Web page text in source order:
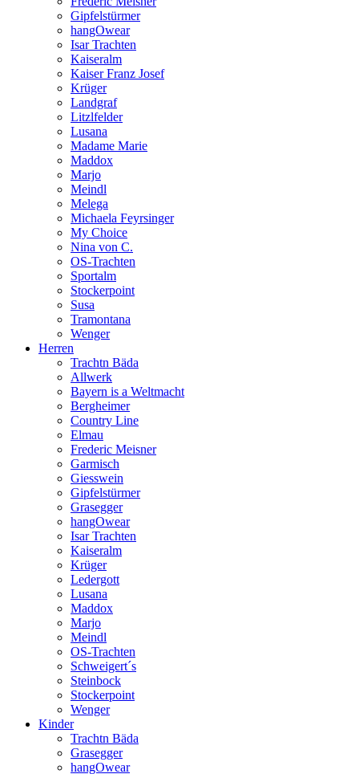
Gipfelstürmer
hangOwear
Isar Trachten
Kaiseralm
Kaiser Franz Josef
Krüger
Landgraf
Litzlfelder
Lusana
Madame Marie
Maddox
Marjo
Meindl
Melega
Michaela Feyrsinger
My Choice
Nina von C.
OS-Trachten
Sportalm
Stockerpoint
Susa
Tramontana
Wenger
Herren
Trachtn Bäda
Allwerk
Bayern is a Weltmacht
Bergheimer
Country Line
Elmau
Frederic Meisner
Garmisch
Giesswein
Gipfelstürmer
Grasegger
hangOwear
Isar Trachten
Kaiseralm
Krüger
Ledergott
Lusana
Maddox
Marjo
Meindl
OS-Trachten
Schweigert´s
Steinbock
Stockerpoint
Wenger
Kinder
Trachtn Bäda
Grasegger
hangOwear